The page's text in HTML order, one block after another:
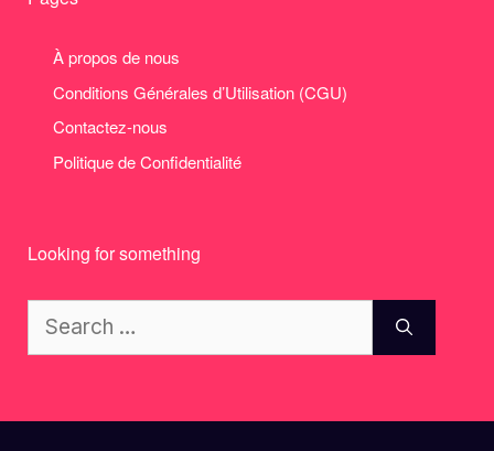
À propos de nous
Conditions Générales d’Utilisation (CGU)
Contactez-nous
Politique de Confidentialité
Looking for something
for: